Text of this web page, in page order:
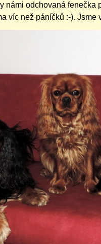
námi odchovaná fenečka
víc než páníčků :-). Jsme